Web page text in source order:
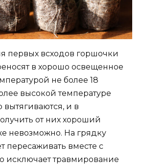
первых всходов горшочки
в хорошо освещенное
не более 18
высокой температуре
вытягиваются, и в
от них хороший
невозможно. На грядку
пересаживать вместе с
исключает травмирование